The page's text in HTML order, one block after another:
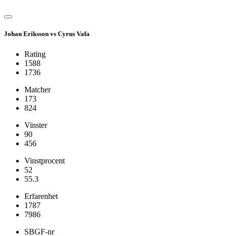
Johan Eriksson vs Cyrus Vafa
Rating
1588
1736
Matcher
173
824
Vinster
90
456
Vinstprocent
52
55.3
Erfarenhet
1787
7986
SBGF-nr